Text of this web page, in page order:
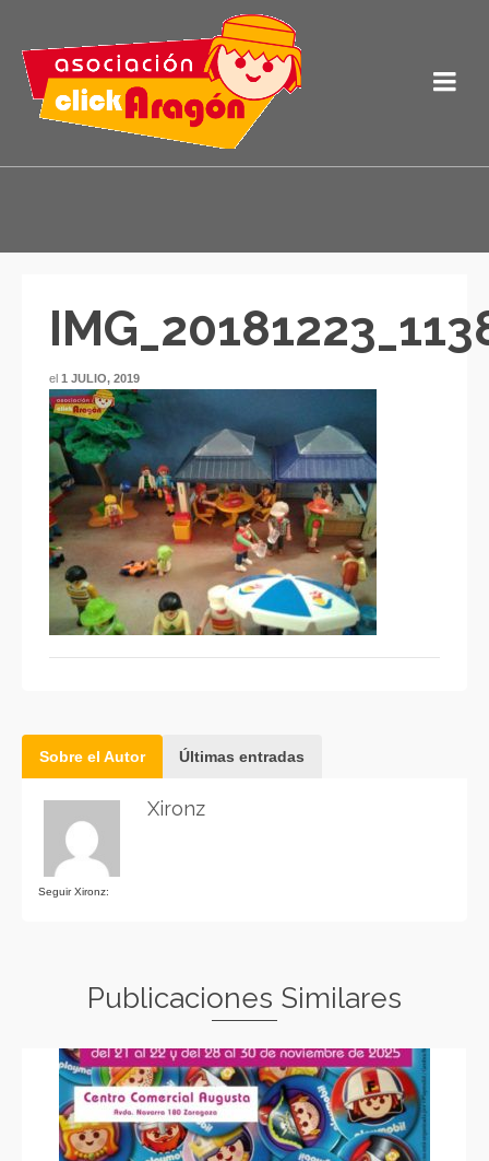
el 1 JULIO, 2019
Sobre el Autor Últimas entradas
Seguir Xironz:
Xironz
Publicaciones Similares